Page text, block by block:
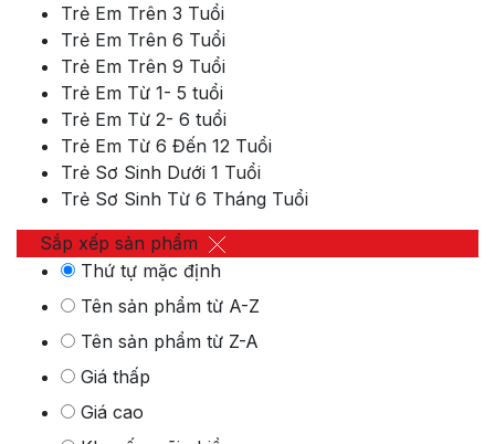
Trẻ Em Trên 3 Tuổi
Trẻ Em Trên 6 Tuổi
Trẻ Em Trên 9 Tuổi
Trẻ Em Từ 1- 5 tuổi
Trẻ Em Từ 2- 6 tuổi
Trẻ Em Từ 6 Đến 12 Tuổi
Trẻ Sơ Sinh Dưới 1 Tuổi
Trẻ Sơ Sinh Từ 6 Tháng Tuổi
Sắp xếp sản phẩm
Thứ tự mặc định
Tên sản phẩm từ A-Z
Tên sản phẩm từ Z-A
Giá thấp
Giá cao